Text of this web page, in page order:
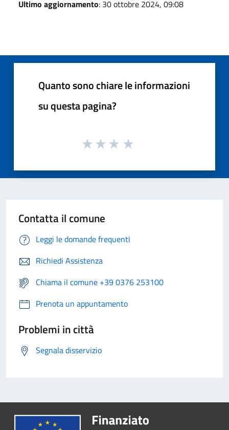
Ultimo aggiornamento: 30 ottobre 2024, 09:08
Quanto sono chiare le informazioni
su questa pagina?
Contatta il comune
Leggi le domande frequenti
Richiedi Assistenza
Chiama il comune +39 0376 253100
Prenota un appuntamento
Problemi in città
Segnala disservizio